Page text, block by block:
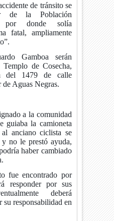
de tránsito se
de la Población
por donde solía
fatal, ampliamente
Gamboa serán
de Cosecha,
del 1479 de calle
Aguas Negras.
a la comunidad
guiaba la camioneta
anciano ciclista se
no le prestó ayuda,
haber cambiado
fue encontrado por
responder por sus
deberá
responsabilidad en